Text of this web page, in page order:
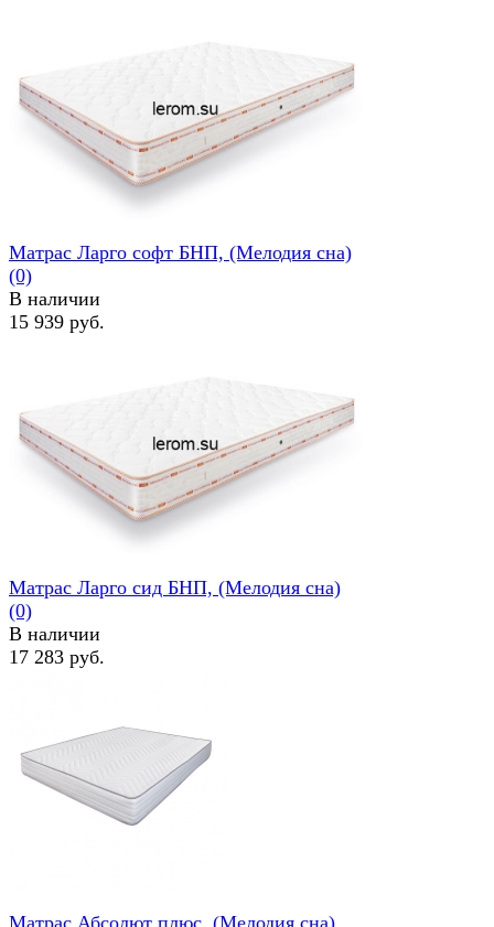
избранное сравнить
избранное сравнить
Матрас Ларго софт БНП, (Мелодия сна)
(0)
В наличии
15 939 руб.
избранное сравнить
Матрас Ларго сид БНП, (Мелодия сна)
(0)
В наличии
17 283 руб.